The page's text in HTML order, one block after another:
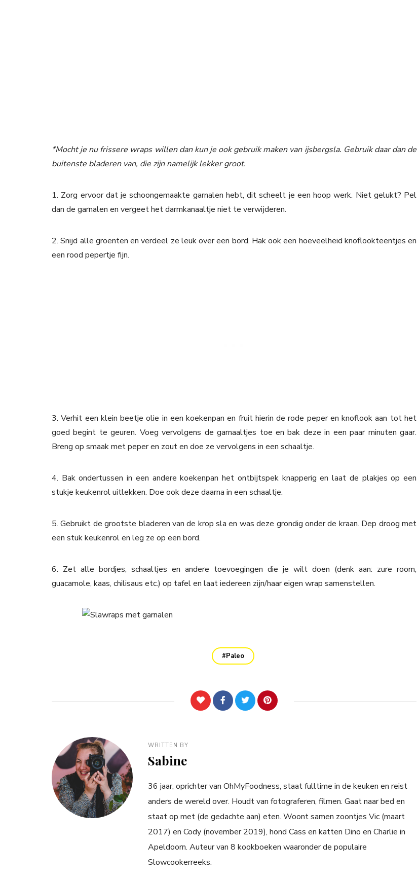
*Mocht je nu frissere wraps willen dan kun je ook gebruik maken van ijsbergsla. Gebruik daar dan de
buitenste bladeren van, die zijn namelijk lekker groot.
1. Zorg ervoor dat je schoongemaakte garnalen hebt, dit scheelt je een hoop werk. Niet gelukt? Pel
dan de garnalen en vergeet het darmkanaaltje niet te verwijderen.
2. Snijd alle groenten en verdeel ze leuk over een bord. Hak ook een hoeveelheid knoflookteentjes en
een rood pepertje fijn.
3. Verhit een klein beetje olie in een koekenpan en fruit hierin de rode peper en knoflook aan tot het
goed begint te geuren. Voeg vervolgens de garnaaltjes toe en bak deze in een paar minuten gaar.
Breng op smaak met peper en zout en doe ze vervolgens in een schaaltje.
4. Bak ondertussen in een andere koekenpan het ontbijtspek knapperig en laat de plakjes op een
stukje keukenrol uitlekken. Doe ook deze daarna in een schaaltje.
5. Gebruikt de grootste bladeren van de krop sla en was deze grondig onder de kraan. Dep droog met
een stuk keukenrol en leg ze op een bord.
6. Zet alle bordjes, schaaltjes en andere toevoegingen die je wilt doen (denk aan: zure room,
guacamole, kaas, chilisaus etc.) op tafel en laat iedereen zijn/haar eigen wrap samenstellen.
Paleo
WRITTEN BY
Sabine
36 jaar, oprichter van OhMyFoodness, staat fulltime in de keuken en reist
anders de wereld over. Houdt van fotograferen, filmen. Gaat naar bed en
staat op met (de gedachte aan) eten. Woont samen zoontjes Vic (maart
2017) en Cody (november 2019), hond Cass en katten Dino en Charlie in
Apeldoorn. Auteur van 8 kookboeken waaronder de populaire
Slowcookerreeks.